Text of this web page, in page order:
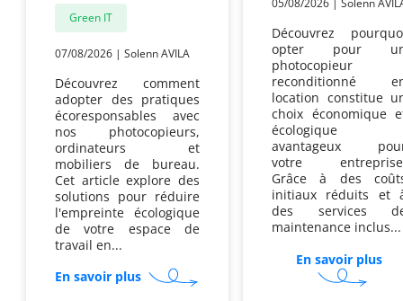
Green IT
07/08/2026 | Solenn AVILA
Découvrez comment
adopter des pratiques
écoresponsables avec
nos photocopieurs,
ordinateurs et
mobiliers de bureau.
Cet article explore des
solutions pour réduire
l'empreinte écologique
de votre espace de
travail en...
En savoir plus sur
Comment
05/08/2026 | Solenn
Découvrez
opter pour
photocopieur
reconditionné
location constitue
choix économique
écologique
avantageux
votre
Grâce à des
initiaux réduits et
des services
maintenance inclus...
En savoir plus